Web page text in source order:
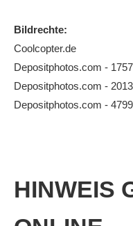
Kinder- und
EVENTS & TURNIERE
Anhalt Open Senioren
Jugend 2026
Vereinsturniere 2026
Bildrechte:
Coolcopter.de
Depositphotos.com -
Depositphotos.com -
Depositphotos.com -
HINWEIS